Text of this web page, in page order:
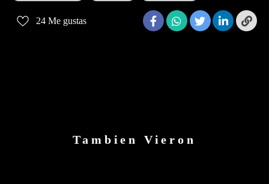
24 Me gustas
Tambien Vieron